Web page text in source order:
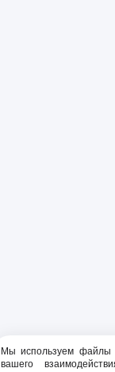
Мы используем файлы
вашего